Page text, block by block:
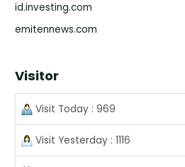
id.investing.com
emitennews.com
Visitor
Visit Today : 969
Visit Yesterday : 1116